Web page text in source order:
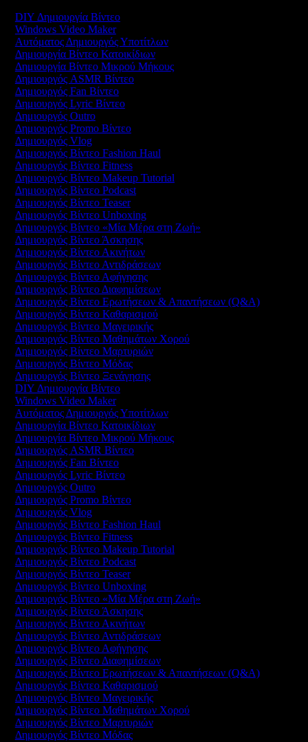
DIY Δημιουργία Βίντεο
Windows Video Maker
Αυτόματος Δημιουργός Υποτίτλων
Δημιουργία Βίντεο Κατοικίδιων
Δημιουργία Βίντεο Μικρού Μήκους
Δημιουργός ASMR Βίντεο
Δημιουργός Fan Βίντεο
Δημιουργός Lyric Βίντεο
Δημιουργός Outro
Δημιουργός Promo Βίντεο
Δημιουργός Vlog
Δημιουργός Βίντεο Fashion Haul
Δημιουργός Βίντεο Fitness
Δημιουργός Βίντεο Makeup Tutorial
Δημιουργός Βίντεο Podcast
Δημιουργός Βίντεο Teaser
Δημιουργός Βίντεο Unboxing
Δημιουργός Βίντεο «Μία Μέρα στη Ζωή»
Δημιουργός Βίντεο Άσκησης
Δημιουργός Βίντεο Ακινήτων
Δημιουργός Βίντεο Αντιδράσεων
Δημιουργός Βίντεο Αφήγησης
Δημιουργός Βίντεο Διαφημίσεων
Δημιουργός Βίντεο Ερωτήσεων & Απαντήσεων (Q&A)
Δημιουργός Βίντεο Καθαρισμού
Δημιουργός Βίντεο Μαγειρικής
Δημιουργός Βίντεο Μαθημάτων Χορού
Δημιουργός Βίντεο Μαρτυριών
Δημιουργός Βίντεο Μόδας
Δημιουργός Βίντεο Ξενάγησης
DIY Δημιουργία Βίντεο
Windows Video Maker
Αυτόματος Δημιουργός Υποτίτλων
Δημιουργία Βίντεο Κατοικίδιων
Δημιουργία Βίντεο Μικρού Μήκους
Δημιουργός ASMR Βίντεο
Δημιουργός Fan Βίντεο
Δημιουργός Lyric Βίντεο
Δημιουργός Outro
Δημιουργός Promo Βίντεο
Δημιουργός Vlog
Δημιουργός Βίντεο Fashion Haul
Δημιουργός Βίντεο Fitness
Δημιουργός Βίντεο Makeup Tutorial
Δημιουργός Βίντεο Podcast
Δημιουργός Βίντεο Teaser
Δημιουργός Βίντεο Unboxing
Δημιουργός Βίντεο «Μία Μέρα στη Ζωή»
Δημιουργός Βίντεο Άσκησης
Δημιουργός Βίντεο Ακινήτων
Δημιουργός Βίντεο Αντιδράσεων
Δημιουργός Βίντεο Αφήγησης
Δημιουργός Βίντεο Διαφημίσεων
Δημιουργός Βίντεο Ερωτήσεων & Απαντήσεων (Q&A)
Δημιουργός Βίντεο Καθαρισμού
Δημιουργός Βίντεο Μαγειρικής
Δημιουργός Βίντεο Μαθημάτων Χορού
Δημιουργός Βίντεο Μαρτυριών
Δημιουργός Βίντεο Μόδας